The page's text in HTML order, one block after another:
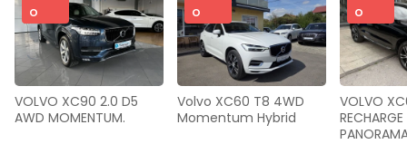
o
VOLVO XC90 2.0 D5
AWD MOMENTUM.
o
Volvo XC60 T8 4WD
Momentum Hybrid
o
VOLVO